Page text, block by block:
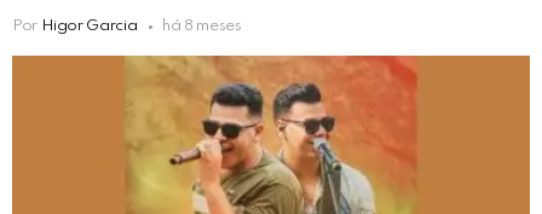
Por Higor Garcia há 8 meses